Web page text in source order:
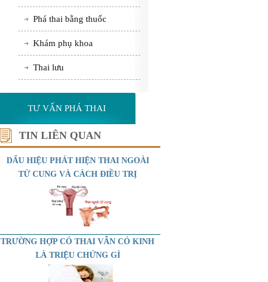
Phá thai bằng thuốc
Khám phụ khoa
Thai lưu
TƯ VẤN PHÁ THAI
TIN LIÊN QUAN
DẤU HIỆU PHÁT HIỆN THAI NGOÀI
TỬ CUNG VÀ CÁCH ĐIỀU TRỊ
TRƯỜNG HỢP CÓ THAI VẪN CÓ KINH
LÀ TRIỆU CHỨNG GÌ